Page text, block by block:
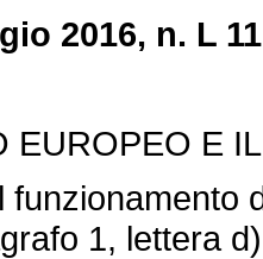
2016, n. L
EUROPEO E
funzionamento
1, lettera